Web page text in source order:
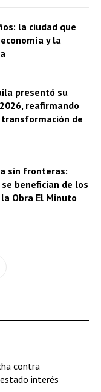
la ciudad que
y la
presentó su
reafirmando
de
sin fronteras:
benefician de los
Obra El Minuto
contra
interés